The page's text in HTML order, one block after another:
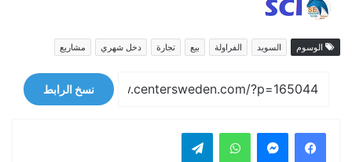
الوسوم السويد الفراولة بيع تجارة دخل شهري مشاريع
نسخ الرابط
فيسبوك واتساب